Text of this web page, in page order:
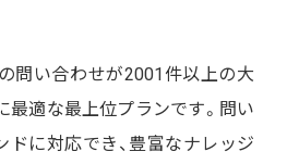
問い合わせが2001件以上の大
最適な最上位プランです。問い
ドに対応でき、豊富なナレッジ